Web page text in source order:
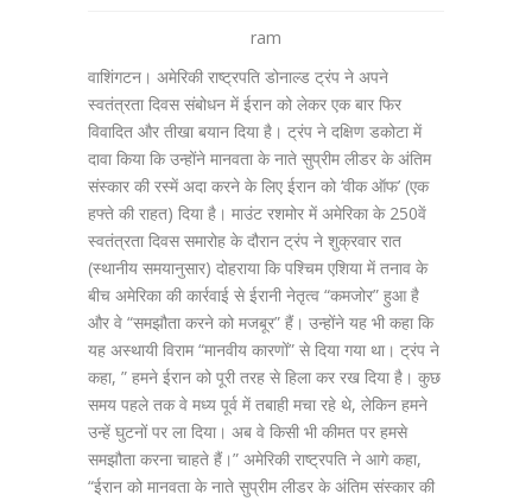
ram
वाशिंगटन। अमेरिकी राष्ट्रपति डोनाल्ड ट्रंप ने अपने
स्वतंत्रता दिवस संबोधन में ईरान को लेकर एक बार फिर
विवादित और तीखा बयान दिया है। ट्रंप ने दक्षिण डकोटा में
दावा किया कि उन्होंने मानवता के नाते सुप्रीम लीडर के अंतिम
संस्कार की रस्में अदा करने के लिए ईरान को ‘वीक ऑफ’ (एक
हफ्ते की राहत) दिया है। माउंट रशमोर में अमेरिका के 250वें
स्वतंत्रता दिवस समारोह के दौरान ट्रंप ने शुक्रवार रात
(स्थानीय समयानुसार) दोहराया कि पश्चिम एशिया में तनाव के
बीच अमेरिका की कार्रवाई से ईरानी नेतृत्व “कमजोर” हुआ है
और वे “समझौता करने को मजबूर” हैं। उन्होंने यह भी कहा कि
यह अस्थायी विराम “मानवीय कारणों” से दिया गया था। ट्रंप ने
कहा, ” हमने ईरान को पूरी तरह से हिला कर रख दिया है। कुछ
समय पहले तक वे मध्य पूर्व में तबाही मचा रहे थे, लेकिन हमने
उन्हें घुटनों पर ला दिया। अब वे किसी भी कीमत पर हमसे
समझौता करना चाहते हैं।” अमेरिकी राष्ट्रपति ने आगे कहा,
“ईरान को मानवता के नाते सुप्रीम लीडर के अंतिम संस्कार की